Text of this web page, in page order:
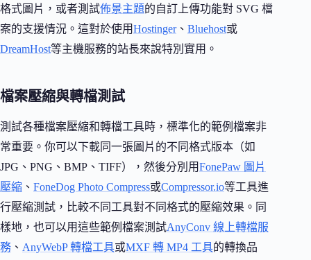
格式圖片，或者測試佈景主題的自訂上傳功能對 SVG 檔
案的支援情況。這對於使用Hostinger、 Bluehost或
DreamHost等主機服務的站長來說特別實用。
檔案壓縮與轉檔測試
測試各種檔案壓縮和轉檔工具時，標準化的範例檔案非
常重要。你可以下載同一張圖片的不同格式版本（如
JPG、PNG、BMP、TIFF），然後分別用FonePaw 圖片
壓縮 、 FoneDog Photo Compress或Compressor.io等工具進
行壓縮測試，比較不同工具對不同格式的壓縮效果。同
樣地，也可以用這些範例檔案測試AnyConv 線上轉檔服
務 、 AnyWebP 轉檔工具或MXF 轉 MP4 工具的轉換品